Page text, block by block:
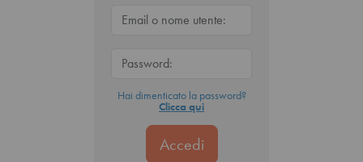
Hai dimenticato la password?
Clicca qui